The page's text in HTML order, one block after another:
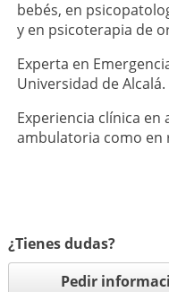
bebés, en
y en psicoterapia de
Experta en
Universidad de Alcalá.
Experiencia clínica
ambulatoria como en
¿Tienes dudas?
Pedir